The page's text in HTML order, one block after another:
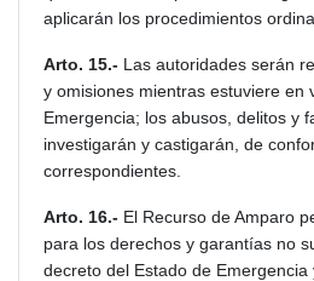
aplicarán los procedimientos
Arto. 15.- Las autoridades serán
y omisiones mientras estuviere en
Emergencia; los abusos, delitos y
investigarán y castigarán, de
correspondientes.
Arto. 16.- El Recurso de Amparo
para los derechos y garantías no
decreto del Estado de